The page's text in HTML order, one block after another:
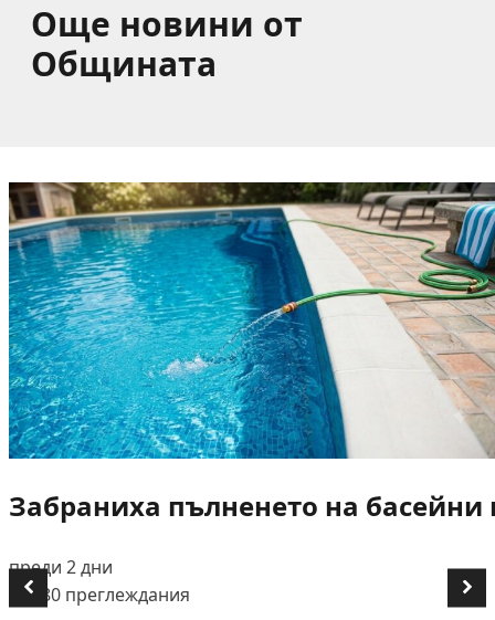
Още новини от
Общината
Забраниха пълненето на
преди 2 дни
👁️ 680 преглеждания